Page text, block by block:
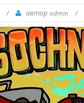
/ автор admin /